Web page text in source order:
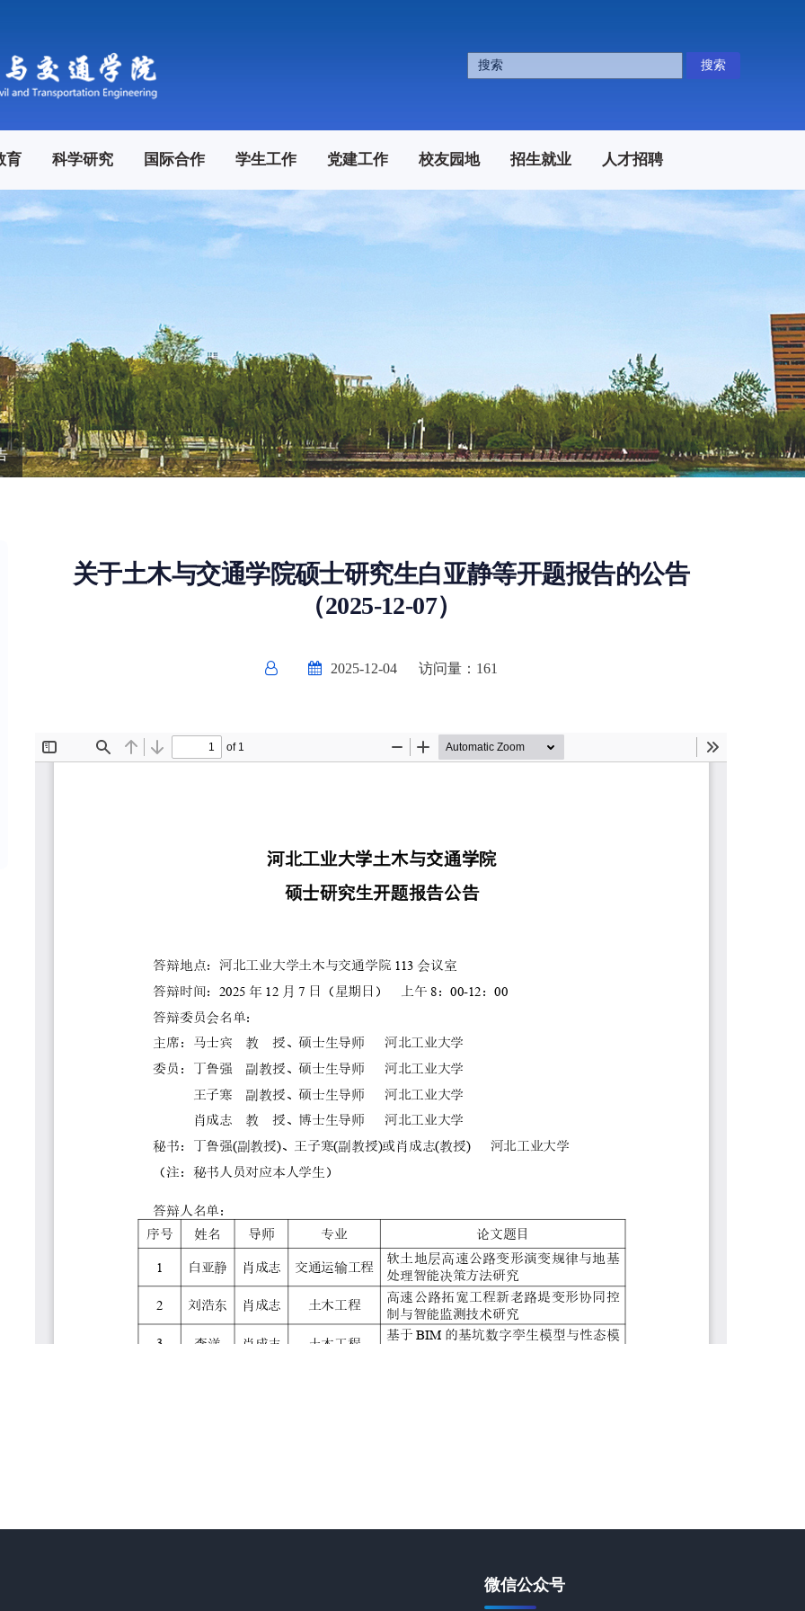
搜索
育 科学研究 国际合作 学生工作 党建工作 校友园地 招生就业 人才招聘
关于土木与交通学院硕士研究生白亚静等开题报告的公告
（2025-12-07）
2025-12-04 访问量： 161
微信公众号